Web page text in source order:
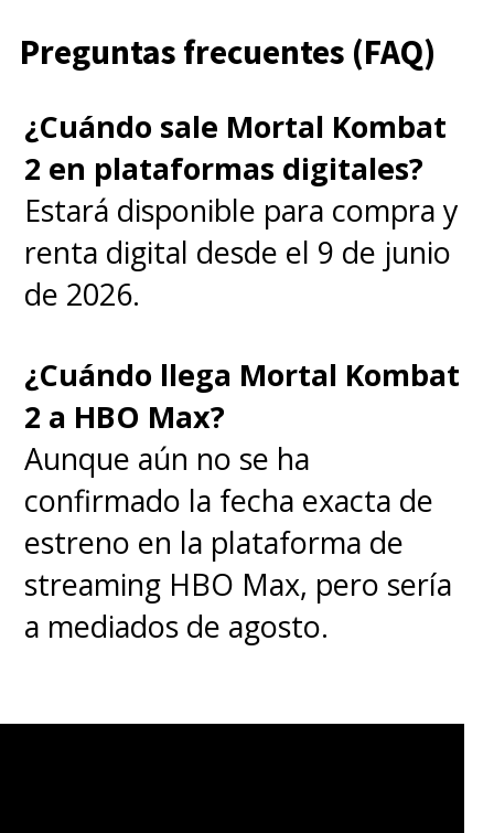
Preguntas frecuentes (FAQ)
¿Cuándo sale Mortal Kombat
2 en plataformas digitales?
Estará disponible para compra y
renta digital desde el 9 de junio
de 2026.
¿Cuándo llega Mortal Kombat
2 a HBO Max?
Aunque aún no se ha
confirmado la fecha exacta de
estreno en la plataforma de
streaming HBO Max, pero sería
a mediados de agosto.